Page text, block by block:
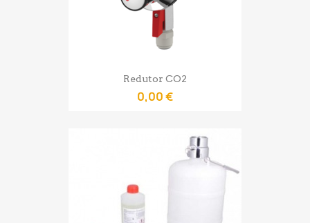
Redutor CO2
0,00 €